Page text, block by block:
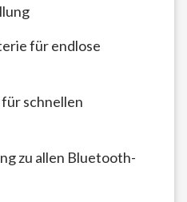
für endlose
schnellen
zu allen Bluetooth-